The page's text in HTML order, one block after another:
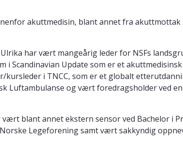
akuttmedisin, blant annet fra
har vært mangeårig leder for NSFs
i Scandinavian Update som er et
i TNCC, som er et globalt
Luftambulanse og vært foredragsholder ved
blant annet ekstern sensor ved Bachelor i
Legeforening samt vært sakkyndig